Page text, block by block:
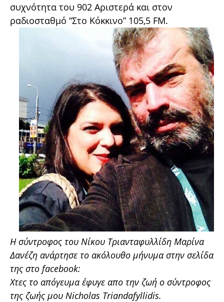
συχνότητα του 902 Αριστερά και στον
ραδιοσταθμό “Στο Κόκκινο” 105,5 FM.
Η σύντροφος του Νίκου Τριανταφυλλίδη Μαρίνα
Δανέζη ανάρτησε το ακόλουθο μήνυμα στην σελίδα
της στο facebook:
Χτες το απόγευμα έφυγε απο την ζωή ο σύντροφος
της ζωής μου Nicholas Triandafyllidis.